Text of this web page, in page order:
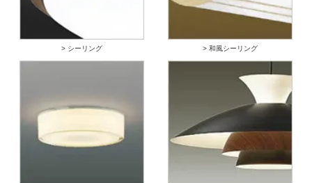
> シーリング > 和風シーリング